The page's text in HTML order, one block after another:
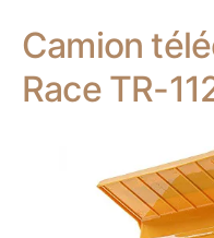
Camion
Race TR-